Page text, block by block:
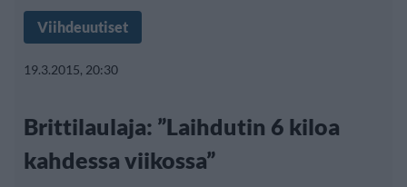
Viihdeuutiset
19.3.2015, 20:30
Brittilaulaja: ”Laihdutin 6 kiloa
kahdessa viikossa”